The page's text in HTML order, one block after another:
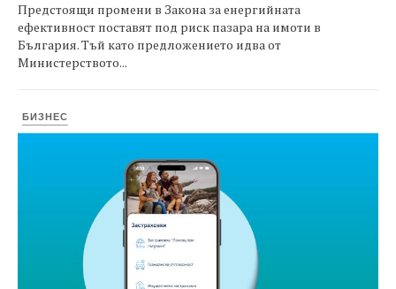
Предстоящи промени в Закона за енергийната
ефективност поставят под риск пазара на имоти в
България. Тъй като предложението идва от
Министерството...
БИЗНЕС